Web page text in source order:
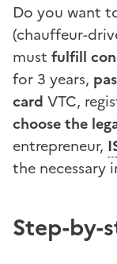
Do you want
(chauffeur-
must fulfill
for 3 years,
card VTC,
choose the
entrepreneur,
the necessary
Step-by-